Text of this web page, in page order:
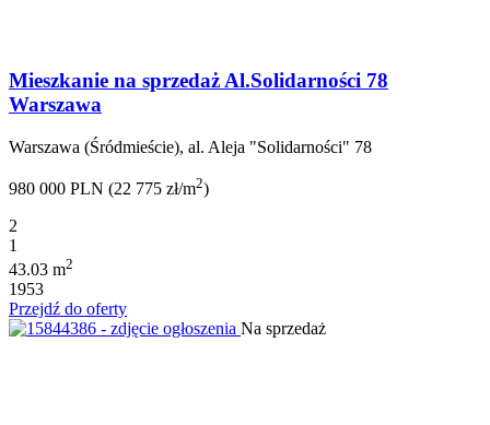
Mieszkanie na sprzedaż Al.Solidarności 78
Warszawa
Warszawa (Śródmieście), al. Aleja "Solidarności" 78
980 000 PLN (22 775 zł/m2)
2
1
43.03 m2
1953
Przejdź do oferty
Na sprzedaż